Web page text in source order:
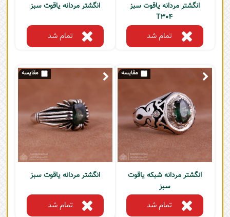
انگشتر مردانه یاقوت سبز
T304
تمام شد
انگشتر مردانه یاقوت سبز
تمام شد
انگشتر مردانه شبکه یاقوت
سبز
تمام شد
انگشتر مردانه یاقوت سبز
تمام شد